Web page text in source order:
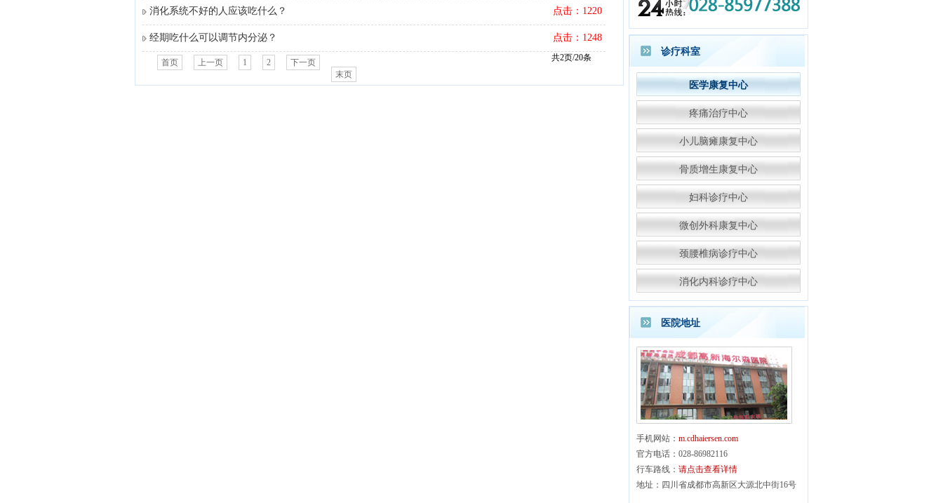
点击：1220
消化系统不好的人应该吃什么？
点击：1248
经期吃什么可以调节内分泌？
共2页/20条
首页 上一页 1 2
下一页
末页
功
·陈女士
·陈先生 中医骨科
专家预约成
·张女士 胃肠科
诊疗科室
医学康复中心
疼痛治疗中心
小儿脑瘫康复中心
骨质增生康复中心
妇科诊疗中心
微创外科康复中心
颈腰椎病诊疗中心
消化内科诊疗中心
医院地址
手机网站： m.cdhaiersen.com
官方电话：028-86982116
行车路线： 请点击查看详情
地址：四川省成都市高新区大源北中街16号